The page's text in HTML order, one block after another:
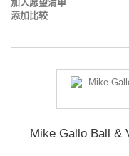
加入愿望清单
添加比较
Mike Gallo Ball &